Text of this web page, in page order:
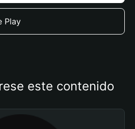
Play
este contenido